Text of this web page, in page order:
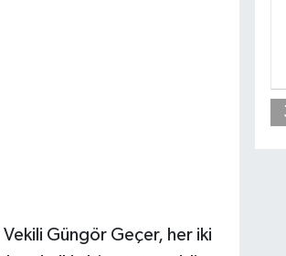
Güngör Geçer, her iki